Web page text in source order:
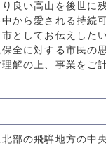
良い高山を後世に
から愛される持続
としてお伝えした
全に対する市民の
解の上、事業をご
部の飛騨地方の中